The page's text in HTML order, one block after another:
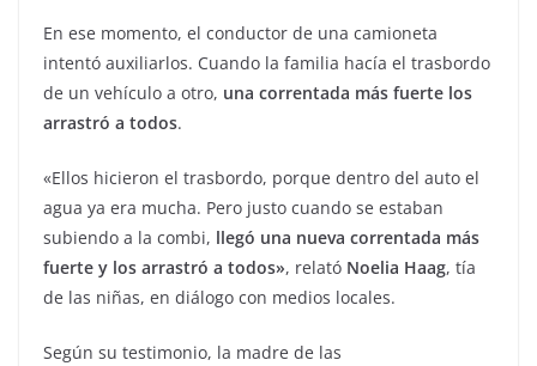
En ese momento, el conductor de una camioneta
intentó auxiliarlos. Cuando la familia hacía el trasbordo
de un vehículo a otro, una correntada más fuerte los
arrastró a todos.
«Ellos hicieron el trasbordo, porque dentro del auto el
agua ya era mucha. Pero justo cuando se estaban
subiendo a la combi, llegó una nueva correntada más
fuerte y los arrastró a todos», relató Noelia Haag, tía
de las niñas, en diálogo con medios locales.
Según su testimonio, la madre de las